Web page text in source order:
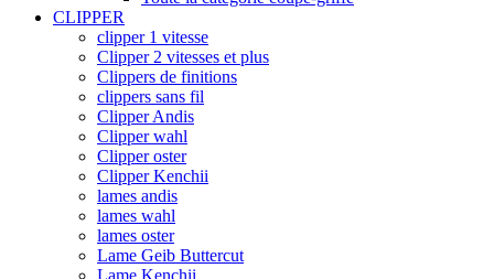
CLIPPER
clipper 1 vitesse
Clipper 2 vitesses et plus
Clippers de finitions
clippers sans fil
Clipper Andis
Clipper wahl
Clipper oster
Clipper Kenchii
lames andis
lames wahl
lames oster
Lame Geib Buttercut
Lame Kenchii